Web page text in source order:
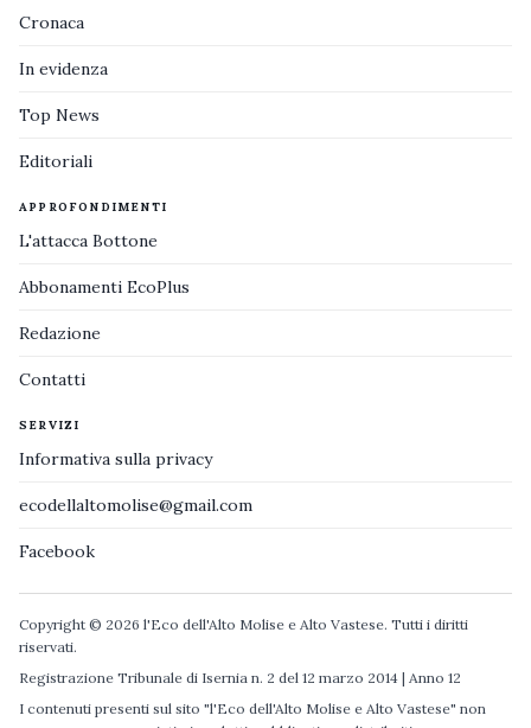
Cronaca
In evidenza
Top News
Editoriali
APPROFONDIMENTI
L'attacca Bottone
Abbonamenti EcoPlus
Redazione
Contatti
SERVIZI
Informativa sulla privacy
ecodellaltomolise@gmail.com
Facebook
Copyright © 2026 l'Eco dell'Alto Molise e Alto Vastese. Tutti i diritti
riservati.
Registrazione Tribunale di Isernia n. 2 del 12 marzo 2014 | Anno 12
I contenuti presenti sul sito "l'Eco dell'Alto Molise e Alto Vastese" non